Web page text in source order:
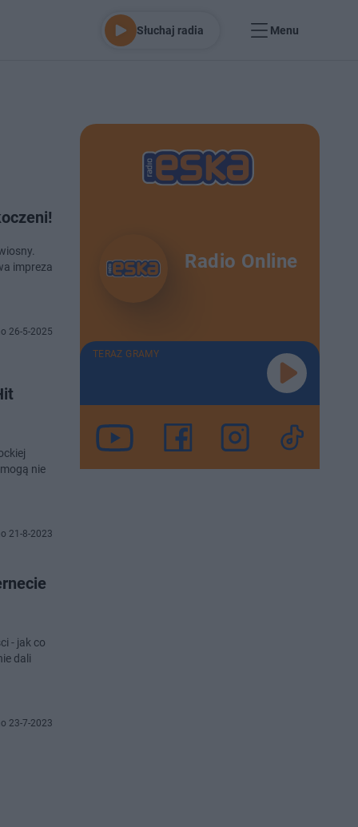
Słuchaj radia Menu
impreza
26-5-2025
nie
21-8-2023
- jak co
dali
23-7-2023
Radio Online
TERAZ GRAMY